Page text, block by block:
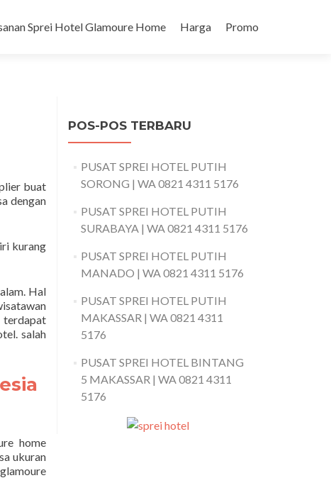
Sprei Hotel Glamoure Home Harga Promo
buat
dengan
kurang
Hal
terdapat
salah
home
ukuran
POS-POS TERBARU
PUSAT SPREI HOTEL PUTIH
SORONG | WA 0821 4311 5176
PUSAT SPREI HOTEL PUTIH
SURABAYA | WA 0821 4311 5176
PUSAT SPREI HOTEL PUTIH
MANADO | WA 0821 4311 5176
PUSAT SPREI HOTEL PUTIH
MAKASSAR | WA 0821 4311
5176
PUSAT SPREI HOTEL BINTANG
5 MAKASSAR | WA 0821 4311
5176